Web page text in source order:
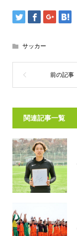
サッカー
関連記事一覧